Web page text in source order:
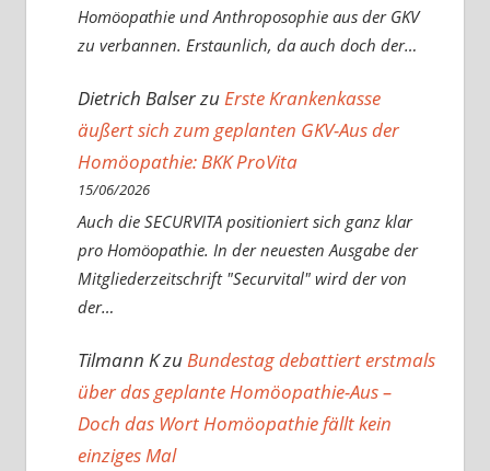
Homöopathie und Anthroposophie aus der GKV
zu verbannen. Erstaunlich, da auch doch der…
Dietrich Balserzu Erste Krankenkasse
äußert sich zum geplanten GKV-Aus der
Homöopathie: BKK ProVita
15/06/2026
Auch die SECURVITA positioniert sich ganz klar
pro Homöopathie. In der neuesten Ausgabe der
Mitgliederzeitschrift "Securvital" wird der von
der…
Tilmann KzuBundestag debattiert erstmals
über das geplante Homöopathie-Aus –
Doch das Wort Homöopathie fällt kein
einziges Mal